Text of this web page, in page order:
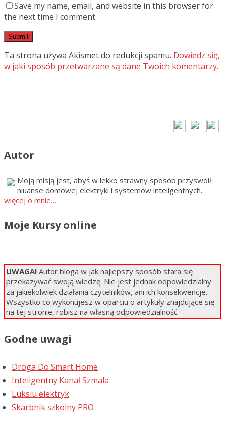
Save my name, email, and website in this browser for
the next time I comment.
Ta strona używa Akismet do redukcji spamu. Dowiedz się,
w jaki sposób przetwarzane są dane Twoich komentarzy.
Autor
Moją misją jest, abyś w lekko strawny sposób przyswoił
niuanse domowej elektryki i systemów inteligentnych.
więcej o mnie…
Moje Kursy online
UWAGA! Autor bloga w jak najlepszy sposób stara się
przekazywać swoją wiedzę. Nie jest jednak odpowiedzialny
za jakiekolwiek działania czytelników, ani ich konsekwencje.
Wszystko co wykonujesz w oparciu o artykuły znajdujące się
na tej stronie, robisz na własną odpowiedzialność.
Godne uwagi
Droga Do Smart Home
Inteligentny Kanał Szmala
Luksiu elektryk
Skarbnik szkolny PRO